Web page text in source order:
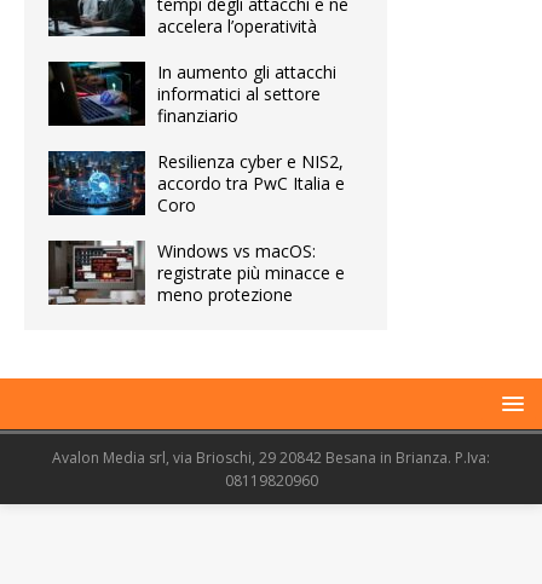
accelera l’operatività
In aumento gli attacchi
informatici al settore
finanziario
Resilienza cyber e NIS2,
accordo tra PwC Italia e
Coro
Windows vs macOS:
registrate più minacce e
meno protezione
Avalon Media srl, via Brioschi, 29 20842 Besana in Brianza. P.Iva:
08119820960